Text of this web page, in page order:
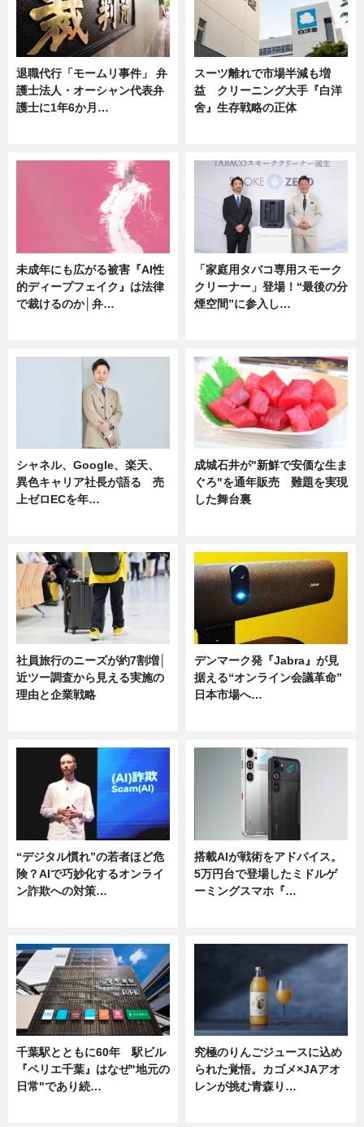
退職代行「モームリ事件」 弁
護士法人・オーシャン代表弁
護士に1年6か月…
スーツ離れで市場半減も増
益 クリーニング大手『白洋
舍』生存戦略の正体
未成年にも広がる被害『AI性
的ディープフェイク』は法律
で裁けるのか│弁…
「家庭用タバコ専用スモーク
クリーナー」登場！“最後の分
煙空間”に参入し…
シャネル、Google、楽天、
異色キャリア社長が語る 売
上ゼロECを年…
成城石井が"新鮮で安価な生ま
ぐろ"を通年販売 難題を実現
した舞台裏
社員旅行のニーズが約7割増│
近ツー調査から見える実施の
理由と企業戦略
デンマーク発『Jabra』が見
据える“オンライン会議革命”
日本市場へ…
“デジタル慣れ”の若者ほど危
険？AIで巧妙化するオンライ
ン詐欺への対策…
搭載AIが戦術をアドバイス。
5万円台で登場したミドルゲ
ーミングスマホ『…
千葉駅とともに60年 駅ビル
『ペリエ千葉』はなぜ"地元の
日常"であり続…
究極のりんごジュースに込め
られた覚悟。カゴメ×JAアオ
レンが挑む青森り…